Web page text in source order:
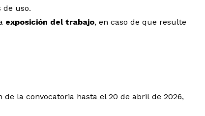
uso.
exposición del trabajo, en caso de que resulte
la convocatoria hasta el 20 de abril de 2026,